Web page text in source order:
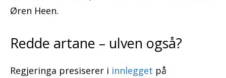
Øren Heen.
Redde artane – ulven også?
Regjeringa presiserer i innlegget på